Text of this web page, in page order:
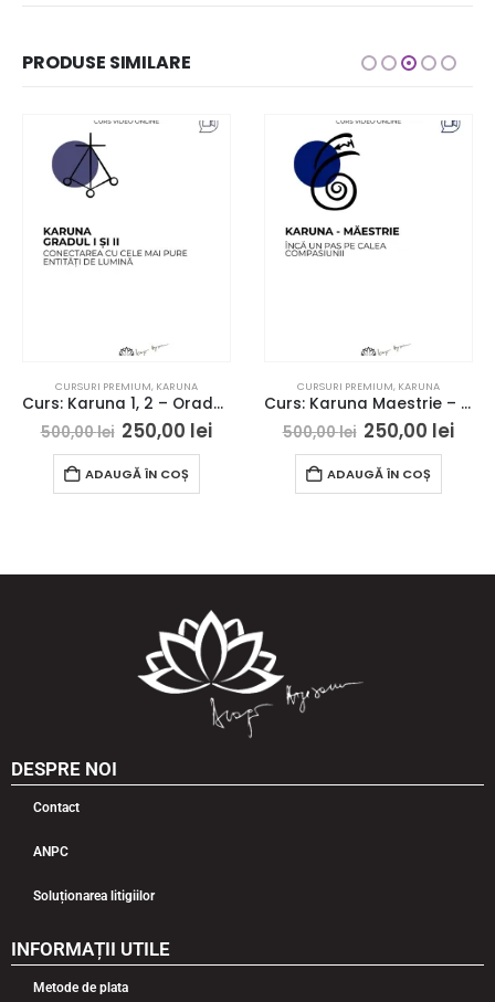
PRODUSE SIMILARE
CURSURI PREMIUM, KARUNA
Curs: Karuna 1, 2 – Oradea- acces online
500,00lei 250,00 lei
ADAUGĂ ÎN COȘ
CURSURI PREMIUM, KARUNA
Curs: Karuna Maestrie – Oradea – acces online
500,00lei 250,00 lei
ADAUGĂ ÎN COȘ
DESPRE NOI
Contact
ANPC
Soluționarea litigiilor
INFORMAȚII UTILE
Metode de plata